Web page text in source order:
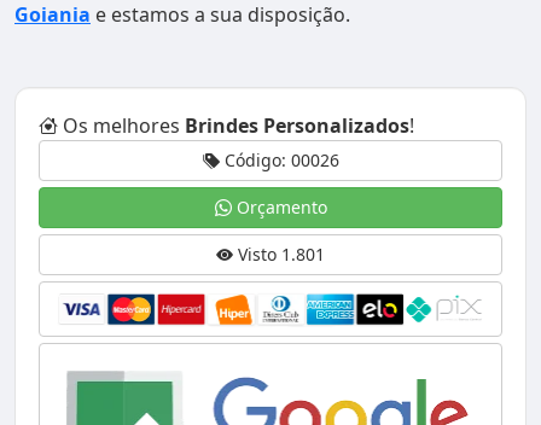
Goiania e estamos a sua disposição.
Os melhores Brindes Personalizados!
Código: 00026
Orçamento
Visto 1.801